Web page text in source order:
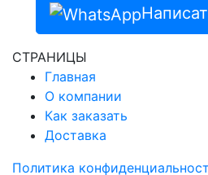
СТРАНИЦЫ
Главная
О компании
Как заказать
Доставка
Политика